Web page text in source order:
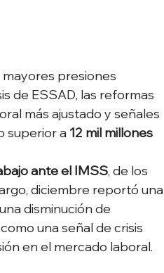
presiones
de ESSAD, las reformas
más ajustado y señales
superior a 12 mil millones
ante el IMSS, de los
diciembre reportó una
disminución de
una señal de crisis
en el mercado laboral.